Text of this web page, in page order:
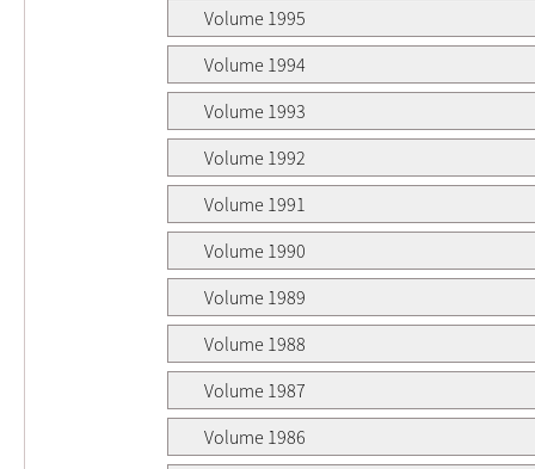
Volume 1995
Volume 1994
Volume 1993
Volume 1992
Volume 1991
Volume 1990
Volume 1989
Volume 1988
Volume 1987
Volume 1986